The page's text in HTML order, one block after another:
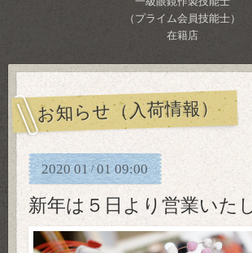
（プライム会員技能士）
在籍店
お知らせ（入荷情報）
2020 01/01 09:00
新年は５日より営業いた